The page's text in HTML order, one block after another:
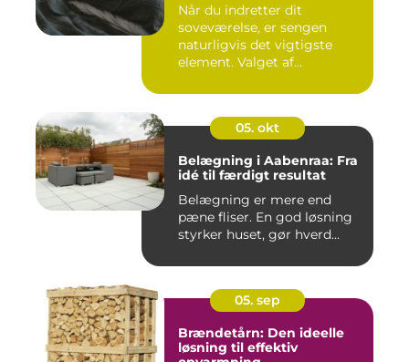
Når du indretter dit
soveværelse, er sengen
naturligvis det vigtigste
element. Valget af...
05. okt
Belægning i Aabenraa: Fra
idé til færdigt resultat
Belægning er mere end
pæne fliser. En god løsning
styrker huset, gør hverd...
05. sep
Brændetårn: Den ideelle
løsning til effektiv